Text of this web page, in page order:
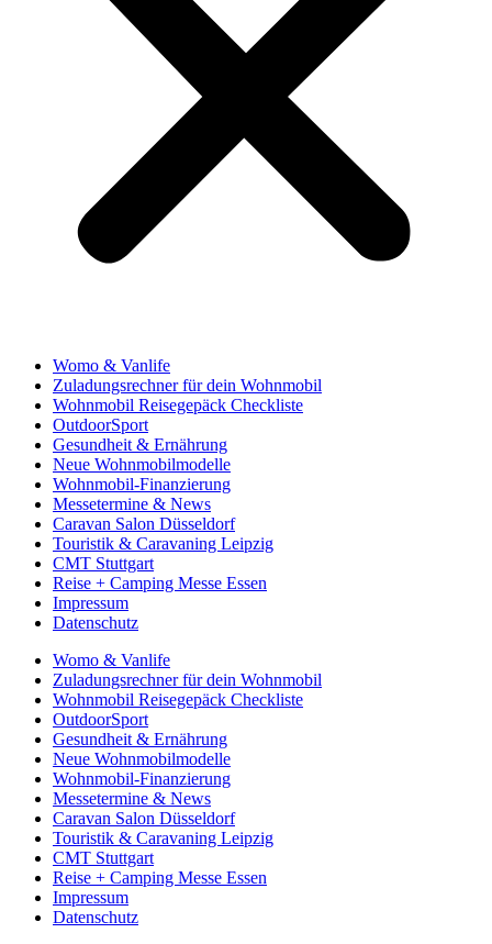
Womo & Vanlife
Zuladungsrechner für dein Wohnmobil
Wohnmobil Reisegepäck Checkliste
OutdoorSport
Gesundheit & Ernährung
Neue Wohnmobilmodelle
Wohnmobil-Finanzierung
Messetermine & News
Caravan Salon Düsseldorf
Touristik & Caravaning Leipzig
CMT Stuttgart
Reise + Camping Messe Essen
Impressum
Datenschutz
Womo & Vanlife
Zuladungsrechner für dein Wohnmobil
Wohnmobil Reisegepäck Checkliste
OutdoorSport
Gesundheit & Ernährung
Neue Wohnmobilmodelle
Wohnmobil-Finanzierung
Messetermine & News
Caravan Salon Düsseldorf
Touristik & Caravaning Leipzig
CMT Stuttgart
Reise + Camping Messe Essen
Impressum
Datenschutz